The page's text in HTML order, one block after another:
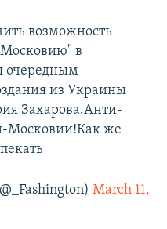
возможность
в
очередным
из Украины
Захарова.Анти-
Московии!Как же
March 11,